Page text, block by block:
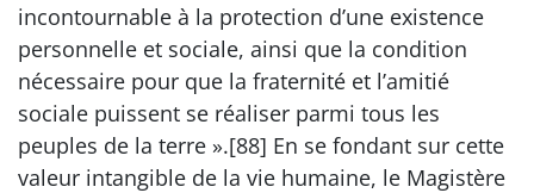
incontournable à la protection d’une existence
personnelle et sociale, ainsi que la condition
nécessaire pour que la fraternité et l’amitié
sociale puissent se réaliser parmi tous les
peuples de la terre ».[88] En se fondant sur cette
valeur intangible de la vie humaine, le Magistère